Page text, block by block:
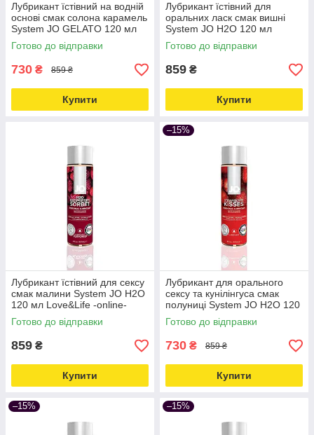
Лубрикант їстівний на водній
основі смак солона карамель
System JO GELATO 120 мл
Love&Life -online-multimarket-
Готово до відправки
730 ₴ 859 ₴
Купити
Лубрикант їстівний для
оральних ласк смак вишні
System JO H2O 120 мл
Love&Life -online-multimarket-
Готово до відправки
859 ₴
Купити
Лубрикант їстівний для сексу
смак малини System JO H2O
120 мл Love&Life -online-
multimarket-
Готово до відправки
859 ₴
Купити
–15%
Лубрикант для орального
сексу та кунілінгуса смак
полуниці System JO H2O 120
мл Love&Life -online-
multimarket-
Готово до відправки
730 ₴ 859 ₴
Купити
–15% –15%